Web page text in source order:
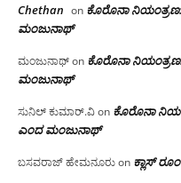
Chethan on ಕೊರೊನಾ ನಿಯಂತ್ರಣ:
ಮಂಜು‌ನಾಥ್
ಮಂಜುನಾಥ್on ಕೊರೊನಾ ನಿಯಂತ್ರಣ:
ಮಂಜು‌ನಾಥ್
ಸುನಿಲ್ ಕುಮಾರ್.ವಿon ಕೊರೊನಾ
ಎಂದ ಮಂಜು‌ನಾಥ್
ಬಸವರಾಜ್ ಹೇಮನೂರುon ಕ್ಲಾಸ್